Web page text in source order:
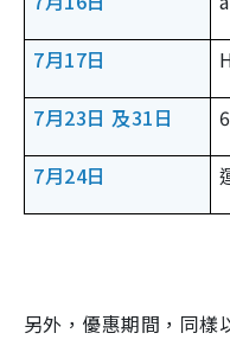
7月17日
7月23日 及31日
7月24日
另外，優惠期間，同樣